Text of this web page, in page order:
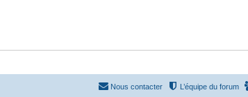
L’équipe du forum
Nous contacter